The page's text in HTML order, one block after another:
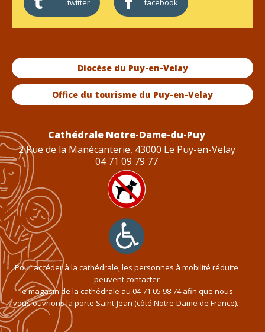
twitter facebook
Diocèse du Puy-en-Velay
Office du tourisme du Puy-en-Velay
Cathédrale Notre-Dame-du-Puy
2 Rue de la Manécanterie, 43000 Le Puy-en-Velay
04 71 09 79 77
Pour accéder à la cathédrale, les personnes à mobilité réduite
peuvent contacter
le magasin de la cathédrale au 04 71 05 98 74afin que nous
vous ouvrions la porte Saint-Jean (côté Notre-Dame de France).